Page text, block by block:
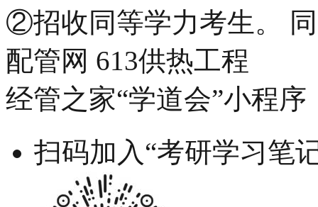
②招收同等学力考生。
配管网 613供热工程
经管之家“学道会”小程序
扫码加入“考研学习笔